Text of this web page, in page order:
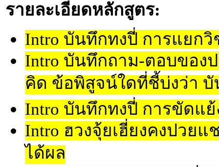
รายละเอียดหลักสูตร:
Intro บันทึกทงปี่ การแยก
Intro บันทึกถาม-ตอบของ
คิด ข้อพิสูจน์ใดที่ชี้บ่งว่า
Intro บันทึกทงปี่ การขัดแ
Intro ฮวงจุ้ยเฮี่ยงคงปวยแ
ได้ผล